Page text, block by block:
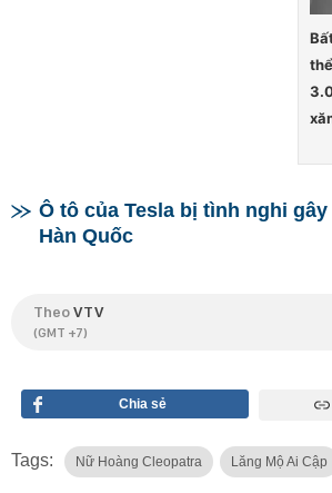
Ô tô của Tesla bị tình nghi
Hàn Quốc
TheoVTV
(GMT +7)
Chia sẻ
Tags: Nữ Hoàng Cleopatra Lăng Mộ Ai Cập